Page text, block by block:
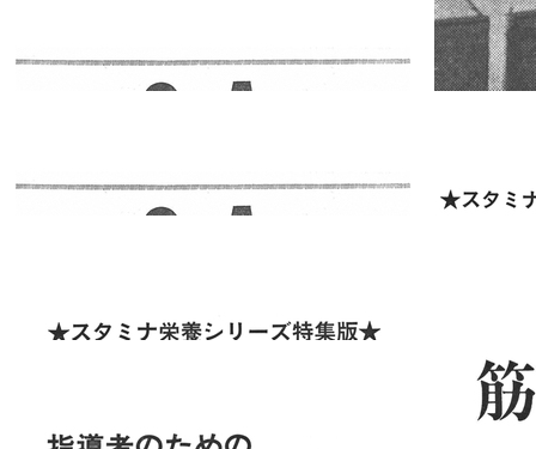
ボディビルデ
デュブライル
の理論
なんでもＱ＆
2018.07.27